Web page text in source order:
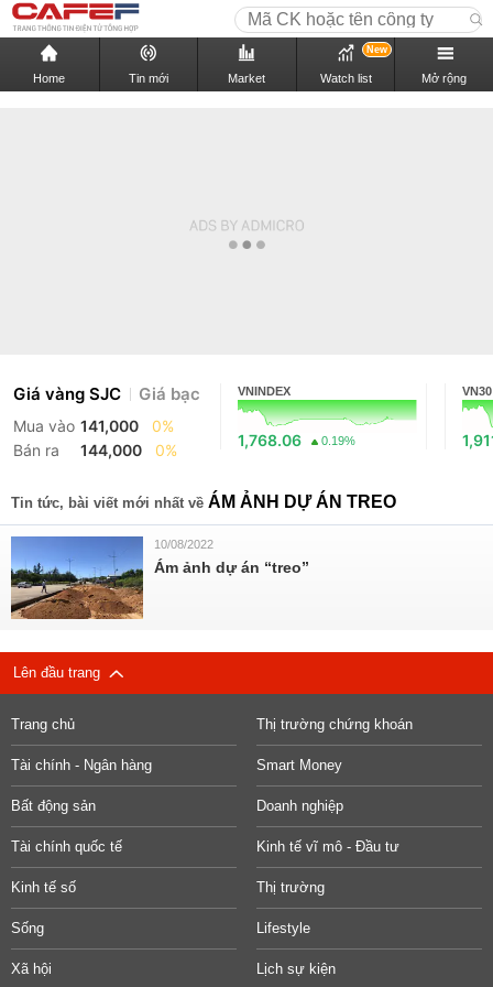
Home Tin mới Market Watch list
New
Mở rộng
Giá vàng SJC Giá bạc
Mua vào 141,000
0%
Bán ra
144,000 0%
VNINDEX
1,768.06 0.19%
VN30
Tin tức, bài viết mới nhất về ÁM ẢNH DỰ ÁN TREO
10/08/2022
Ám ảnh dự án “treo”
Lên đầu trang
Trang chủ Thị trường chứng khoán
Tài chính - Ngân hàng Smart Money
Bất động sản Doanh nghiệp
Tài chính quốc tế Kinh tế vĩ mô - Đầu tư
Kinh tế số Thị trường
Sống Lifestyle
Xã hội Lịch sự kiện